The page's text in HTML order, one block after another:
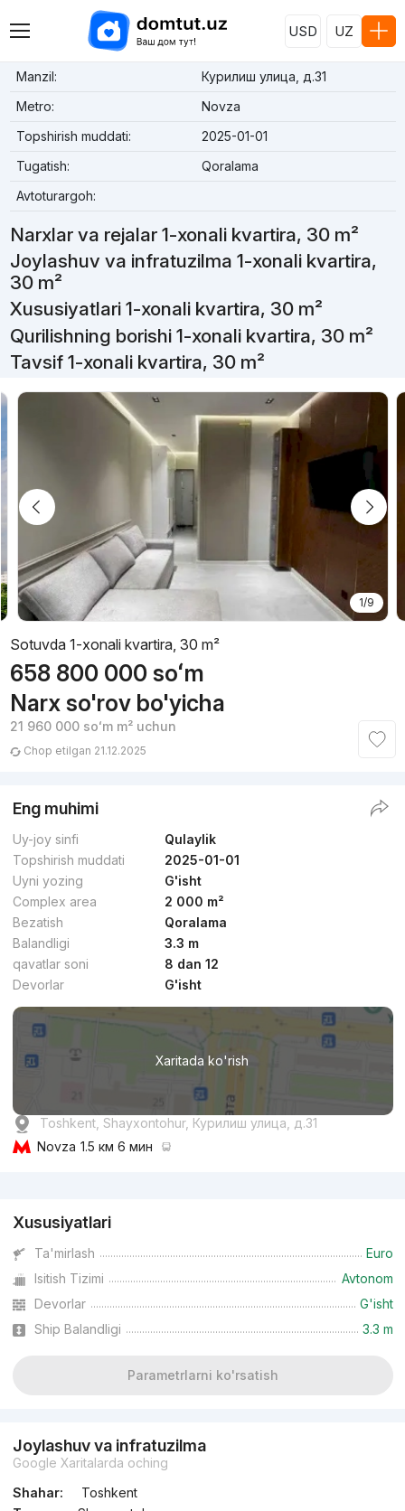
USD UZ
Manzil:
Курилиш улица, д.31
Metro:
Novza
Topshirish muddati:
2025-01-01
Tugatish:
Qoralama
Avtoturargoh:
Narxlar va rejalar 1-xonali kvartira, 30 m²
Joylashuv va infratuzilma 1-xonali kvartira,
30 m²
Xususiyatlari 1-xonali kvartira, 30 m²
Qurilishning borishi 1-xonali kvartira, 30 m²
Tavsif 1-xonali kvartira, 30 m²
1/9
Sotuvda 1-xonali kvartira, 30 m²
658 800 000 soʻm
Narx so'rov bo'yicha
21 960 000 soʻmm² uchun
Chop etilgan 21.12.2025
Eng muhimi
Uy-joy sinfi
Qulaylik
Topshirish muddati
2025-01-01
Uyni yozing
G'isht
Complex area
2 000 m²
Bezatish
Qoralama
Balandligi
3.3 m
qavatlar soni
8 dan 12
Devorlar
G'isht
Xaritada ko'rish
Toshkent, Shayxontohur, Курилиш улица, д.31
Novza 1.5 км 6 мин
Xususiyatlari
Ta'mirlash
Euro
Isitish Tizimi
Avtonom
Devorlar
G'isht
Ship Balandligi
3.3 m
Parametrlarni ko'rsatish
Joylashuv va infratuzilma
Google Xaritalarda oching
Shahar:
Toshkent